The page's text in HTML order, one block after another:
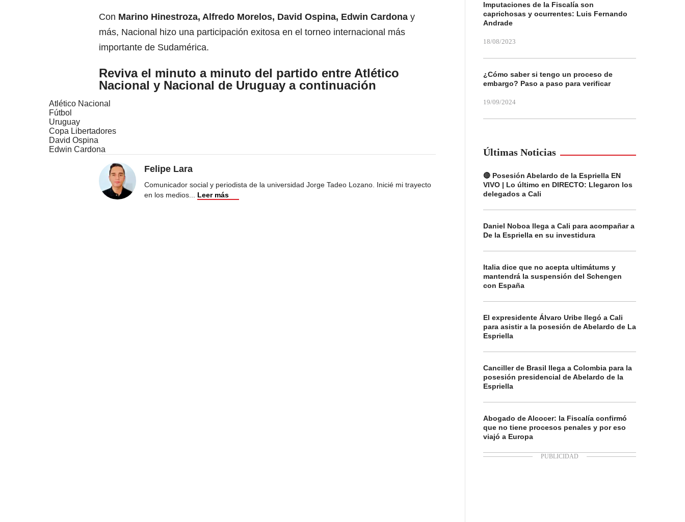
Con Marino Hinestroza, Alfredo Morelos, David Ospina, Edwin Cardona y
más, Nacional hizo una participación exitosa en el torneo internacional más
importante de Sudamérica.
Reviva el minuto a minuto del partido entre Atlético
Nacional y Nacional de Uruguay a continuación
Atlético Nacional
Fútbol
Uruguay
Copa Libertadores
David Ospina
Edwin Cardona
Felipe Lara
Comunicador social y periodista de la universidad Jorge Tadeo Lozano. Inicié mi trayecto
en los medios... Leer más
Imputaciones de la Fiscalía son
caprichosas y ocurrentes: Luis Fernando
Andrade
18/08/2023
¿Cómo saber si tengo un proceso de
embargo? Paso a paso para verificar
19/09/2024
Últimas Noticias
🔴 Posesión Abelardo de la Espriella EN
VIVO | Lo último en DIRECTO: Llegaron los
delegados a Cali
Daniel Noboa llega a Cali para acompañar a
De la Espriella en su investidura
Italia dice que no acepta ultimátums y
mantendrá la suspensión del Schengen
con España
El expresidente Álvaro Uribe llegó a Cali
para asistir a la posesión de Abelardo de La
Espriella
Canciller de Brasil llega a Colombia para la
posesión presidencial de Abelardo de la
Espriella
Abogado de Alcocer: la Fiscalía confirmó
que no tiene procesos penales y por eso
viajó a Europa